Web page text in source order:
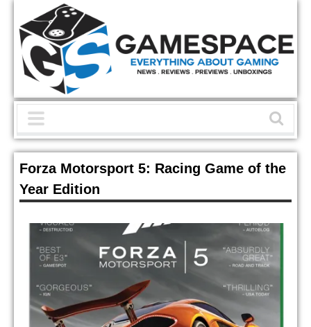
Forza Motorsport 5: Racing Game of the
Year Edition